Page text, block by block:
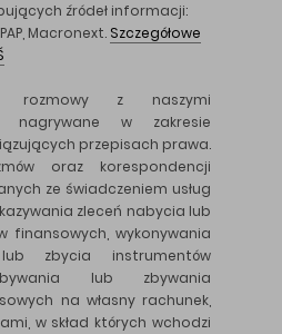
źródeł informacji:
Macronext. Szczegółowe
rozmowy z naszymi
nagrywane w zakresie
przepisach prawa.
oraz korespondencji
ze świadczeniem usług
zleceń nabycia lub
finansowych, wykonywania
zbycia instrumentów
lub zbywania
na własny rachunek,
w skład których wchodzi